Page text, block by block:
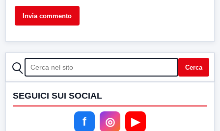
CERCA Cerca
SEGUICI SUI SOCIAL
f ◎ ▶